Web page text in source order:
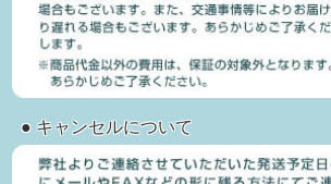
● キャンセルについて